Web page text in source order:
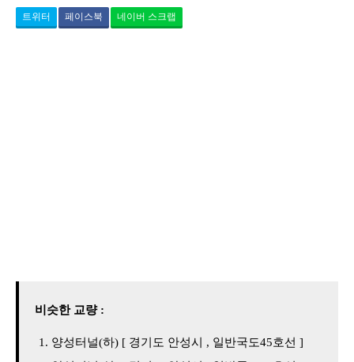
트위터 페이스북 네이버 스크랩
비슷한 교량 :
양성터널(하) [ 경기도 안성시 , 일반국도45호선 ]